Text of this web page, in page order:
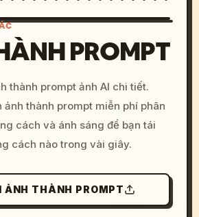
c, cyberpunk sunset, neon
colors, 8k --v 6.0
PROMPT
thành prompt ảnh AI chi tiết.
ảnh thành prompt miễn phí phân
cách và ánh sáng để bạn tái
cách nào trong vài giây.
ẢNH THÀNH PROMPT